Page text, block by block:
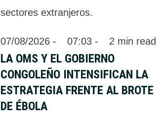
sectores extranjeros.
07/08/2026 - 07:03 - 2 min read
LA OMS Y EL GOBIERNO
CONGOLEÑO INTENSIFICAN LA
ESTRATEGIA FRENTE AL BROTE
DE ÉBOLA